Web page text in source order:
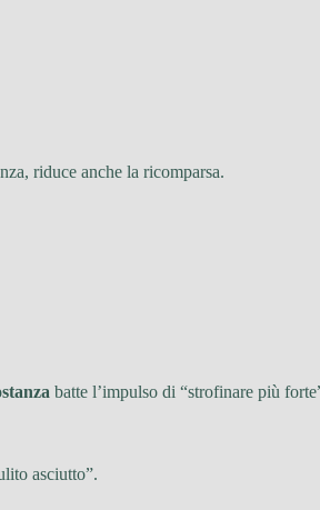
riduce anche la ricomparsa.
batte l’impulso di “strofinare più
asciutto”.